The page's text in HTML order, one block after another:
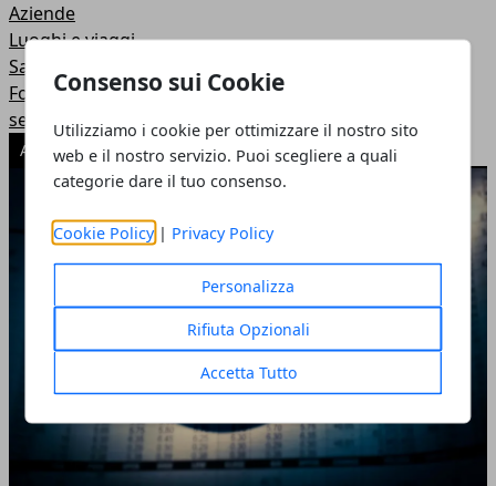
Consenso sui Cookie
Utilizziamo i cookie per ottimizzare il nostro sito
web e il nostro servizio. Puoi scegliere a quali
categorie dare il tuo consenso.
Cookie Policy | Privacy Policy
Personalizza
Rifiuta Opzionali
Accetta Tutto
Aziende
Luoghi e viaggi
Salute e benessere
Food&Wine
servizi
ARTICOLI POPOLARI